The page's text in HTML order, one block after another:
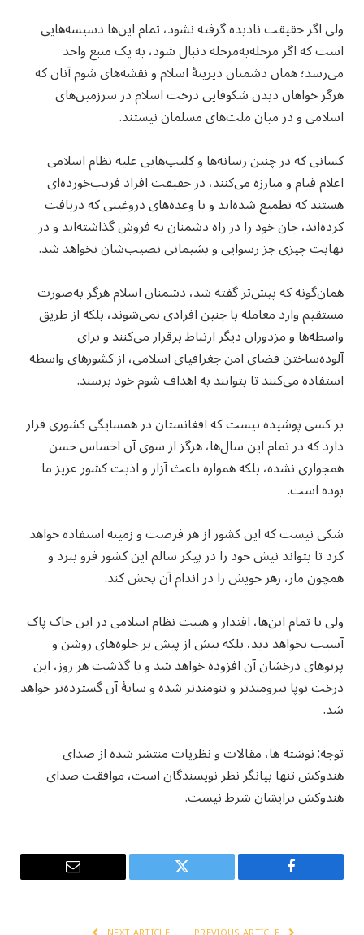
ولی اگر حقیقت نادیده گرفته نشود، تمام این‌ها دسیسه‌هایی
است که اگر مرحله‌به‌مرحله دنبال شود، به یک منبع واحد
می‌رسد؛ همان دشمنان دیرینهٔ اسلام و نقشه‌های شوم آنان که
هرگز خواهان دیدن شکوفایی درخت اسلام در سرزمین‌های
اسلامی و در میان ملت‌های مسلمان نیستند.
کسانی که در چنین رسانه‌ها و کلیپ‌هایی علیه نظام اسلامی
اعلام قیام و مبارزه می‌کنند، در حقیقت افراد فریب‌خورده‌ای
هستند که تطمیع شده‌اند و با وعده‌های دروغینی که دریافت
کرده‌اند، جان خود را در راه دشمنان به فروش گذاشته‌اند و در
نهایت چیزی جز رسوایی و پشیمانی نصیب‌شان نخواهد شد.
همان‌گونه که پیش‌تر گفته شد، دشمنان اسلام هرگز به‌صورت
مستقیم وارد معامله با چنین افرادی نمی‌شوند، بلکه از طریق
واسطه‌ها و مزدوران دیگر ارتباط برقرار می‌کنند و برای
آلوده‌ساختن فضای امن جغرافیای اسلامی، از کشورهای واسطه
استفاده می‌کنند تا بتوانند به اهداف شوم خود برسند.
بر کسی پوشیده نیست که افغانستان در همسایگی کشوری قرار
دارد که در تمام این سال‌ها، هرگز از سوی آن احساس حسن
همجواری نشده، بلکه همواره باعث آزار و اذیت کشور عزیز ما
بوده است.
شکی نیست که این کشور از هر فرصت و زمینه استفاده خواهد
کرد تا بتواند نیش خود را در پیکر سالم این کشور فرو ببرد و
همچون مار، زهر خویش را در اندام آن پخش کند.
ولی با تمام این‌ها، اقتدار و هیبت نظام اسلامی در این خاک پاک
آسیب نخواهد دید، بلکه بیش از پیش بر جلوه‌های روشن و
پرتوهای درخشان آن افزوده خواهد شد و با گذشت هر روز، این
درخت نوپا نیرومندتر و تنومندتر شده و سایهٔ آن گسترده‌تر خواهد
شد.
توجه: نوشته ها، مقالات و نظریات منتشر شده از صدای
هندوکش تنها بیانگر نظر نویسندگان است، موافقت صدای
هندوکش برایشان شرط نیست.
Facebook
Twitter
Email